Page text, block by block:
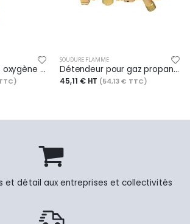
Cartouche de gaz oxygène 1 kg / 930 ml
SOUDURE FLAMME
Détendeur pour gaz propane, pression variable 2/4 bars, avec sécurité
45,11 € HT (54,13 € TTC)
et détail aux entreprises et collectivités